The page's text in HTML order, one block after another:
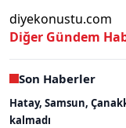
diyekonustu.com
Diğer Gündem
Son Haberler
Hatay, Samsun,
kalmadı